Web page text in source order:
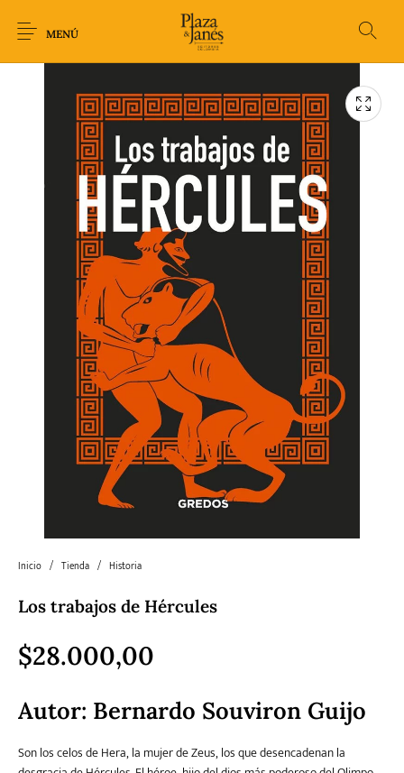
MENÚ
Novedades Arqueología Arte Biografía
Crimen Thriller Ecolibros
Fantasía Ficción Gastronomía
Horror
Humor gráfico-
Comic
Literatura infantil
Literatura juvenil
Literatura
universal y Clásicos
Pedagogía
Política Sagas Salud y Bienestar Sin categorizar
Teatro Varios
Inicio / Tienda / Historia
Los trabajos de Hércules
$28.000,00
Autor: Bernardo Souviron Guijo
Son los celos de Hera, la mujer de Zeus, los que desencadenan la